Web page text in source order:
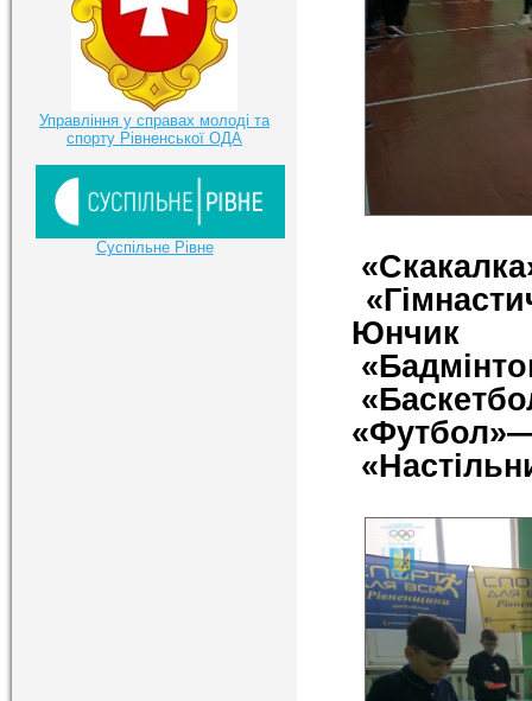
Юнчик
Управління у справах молоді та
спорту Рівненської ОДА
Суспільне Рівне